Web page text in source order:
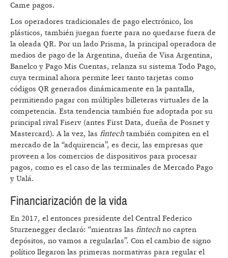
Came pagos.
Los operadores tradicionales de pago electrónico, los
plásticos, también juegan fuerte para no quedarse fuera de
la oleada QR. Por un lado Prisma, la principal operadora de
medios de pago de la Argentina, dueña de Visa Argentina,
Banelco y Pago Mis Cuentas, relanza su sistema Todo Pago,
cuya terminal ahora permite leer tanto tarjetas como
códigos QR generados dinámicamente en la pantalla,
permitiendo pagar con múltiples billeteras virtuales de la
competencia. Esta tendencia también fue adoptada por su
principal rival Fiserv (antes First Data, dueña de Posnet y
Mastercard). A la vez, las fintech también compiten en el
mercado de la “adquirencia”, es decir, las empresas que
proveen a los comercios de dispositivos para procesar
pagos, como es el caso de las terminales de Mercado Pago
y Ualá.
Financiarización de la vida
En 2017, el entonces presidente del Central Federico
Sturzenegger declaró: “mientras las fintech no capten
depósitos, no vamos a regularlas”. Con el cambio de signo
político llegaron las primeras normativas para regular el